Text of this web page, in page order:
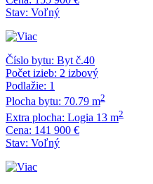
Stav: Voľný
Číslo bytu: Byt č.40
Počet izieb: 2 izbový
Podlažie: 1
Plocha bytu: 70.79 m2
Extra plocha: Logia 13 m2
Cena: 141 900 €
Stav: Voľný